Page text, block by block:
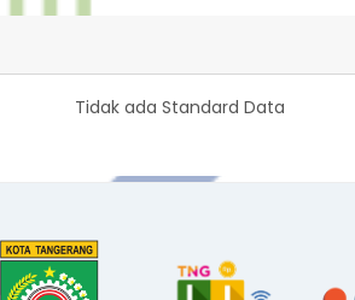
Tidak ada Standard Data